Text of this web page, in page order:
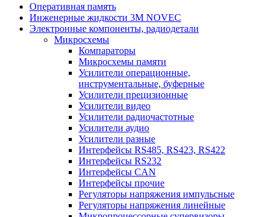
Оперативная память
Инженерные жидкости 3M NOVEC
Электронные компоненты, радиодетали
Микросхемы
Компараторы
Микросхемы памяти
Усилители операционные,
инструментальные, буферные
Усилители прецизионные
Усилители видео
Усилители радиочастотные
Усилители аудио
Усилители разные
Интерфейсы RS485, RS423, RS422
Интерфейсы RS232
Интерфейсы CAN
Интерфейсы прочие
Регуляторы напряжения импульсные
Регуляторы напряжения линейные